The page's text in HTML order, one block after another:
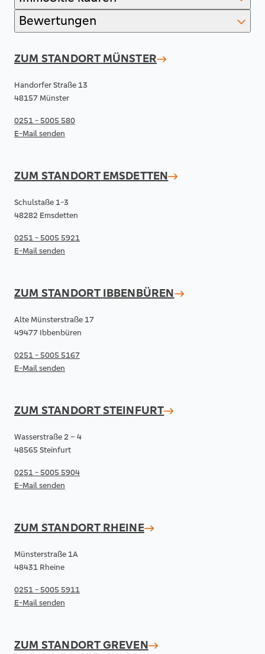
Bewertungen
ZUM STANDORT MÜNSTER
Handorfer Straße 13
48157 Münster
0251 - 5005 580
E-Mail senden
ZUM STANDORT EMSDETTEN
Schulstaße 1-3
48282 Emsdetten
0251 - 5005 5921
E-Mail senden
ZUM STANDORT IBBENBÜREN
Alte Münsterstraße 17
49477 Ibbenbüren
0251 - 5005 5167
E-Mail senden
ZUM STANDORTSTEINFURT
Wasserstraße 2 – 4
48565 Steinfurt
0251 - 5005 5904
E-Mail senden
ZUM STANDORT RHEINE
Münsterstraße 1A
48431 Rheine
0251 - 5005 5911
E-Mail senden
ZUM STANDORTGREVEN